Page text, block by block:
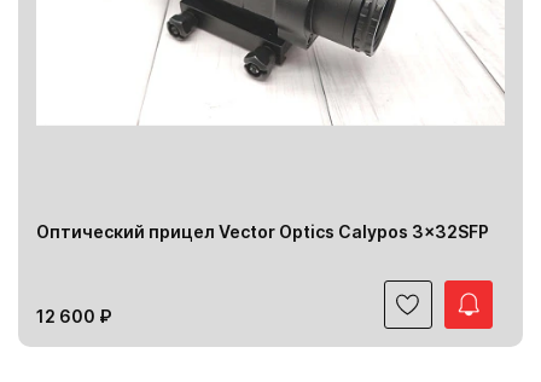
Оптический прицел Vector Optics Calypos 3x32SFP
12 600 ₽